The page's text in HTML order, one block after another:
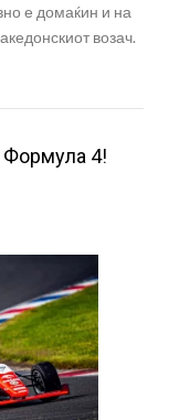
е домаќин и на
возач.
Формула 4!